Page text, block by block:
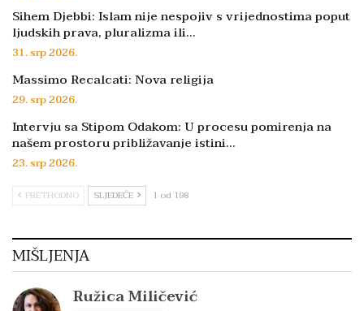
Sihem Djebbi: Islam nije nespojiv s vrijednostima poput
ljudskih prava, pluralizma ili…
31. srp 2026.
Massimo Recalcati: Nova religija
29. srp 2026.
Intervju sa Stipom Odakom: U procesu pomirenja na
našem prostoru približavanje istini…
23. srp 2026.
PRETHODNO SLJEDEĆE 1 od 198
MIŠLJENJA
Ružica Miličević